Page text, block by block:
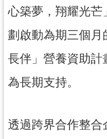
資
訊
公
開
首
站
心築夢，翔耀光
劃啟動為期三個
長伴」營養資助
為長期支持。
透過跨界合作整